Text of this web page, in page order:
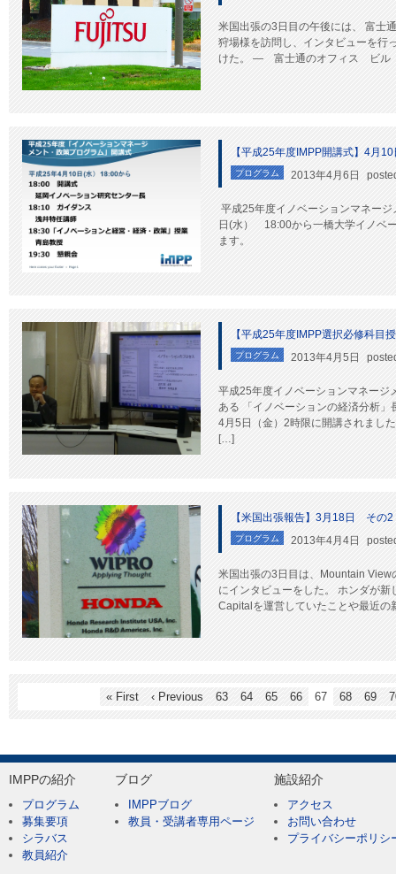
米国出張の3日目の午後には、 富士
狩場様を訪問し、インタビューを行
けた。 ― 富士通のオフィス ビ
【平成25年度IMPP開講式】4月10
プログラム 2013年4月6日
平成25年度イノベーションマネー
日(水） 18:00から一橋大学イノ
ます。
【平成25年度IMPP選択必修科目
プログラム 2013年4月5日
平成25年度イノベーションマネージ
ある 「イノベーションの経済分析
4月5日（金）2時限に開講されま
[…]
【米国出張報告】3月18日 その2
プログラム 2013年4月4日
米国出張の3日目は、Mountain
にインタビューをした。 ホンダが
Capitalを運営していたことや最近
« First ‹ Previous 63 64 65 66 67 68 69
IMPPの紹介
プログラム
募集要項
シラバス
教員紹介
ブログ
IMPPブログ
教員・受講者専用ページ
施設紹介
アクセス
お問い合わせ
プライバシーポリシ